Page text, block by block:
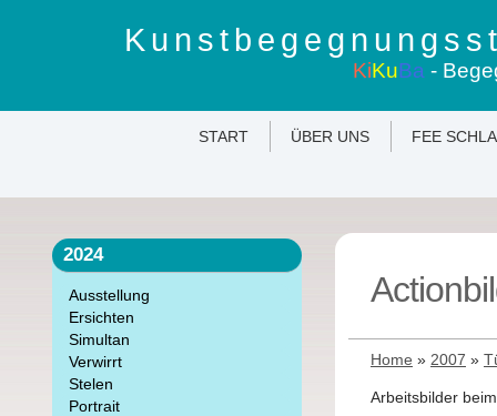
KiKuBa -
START ÜBER UNS FEE
2024
Ausstellung
Ersichten
Simultan
Verwirrt
Stelen
Portrait
Home » 2007 »
Arbeitsbilder